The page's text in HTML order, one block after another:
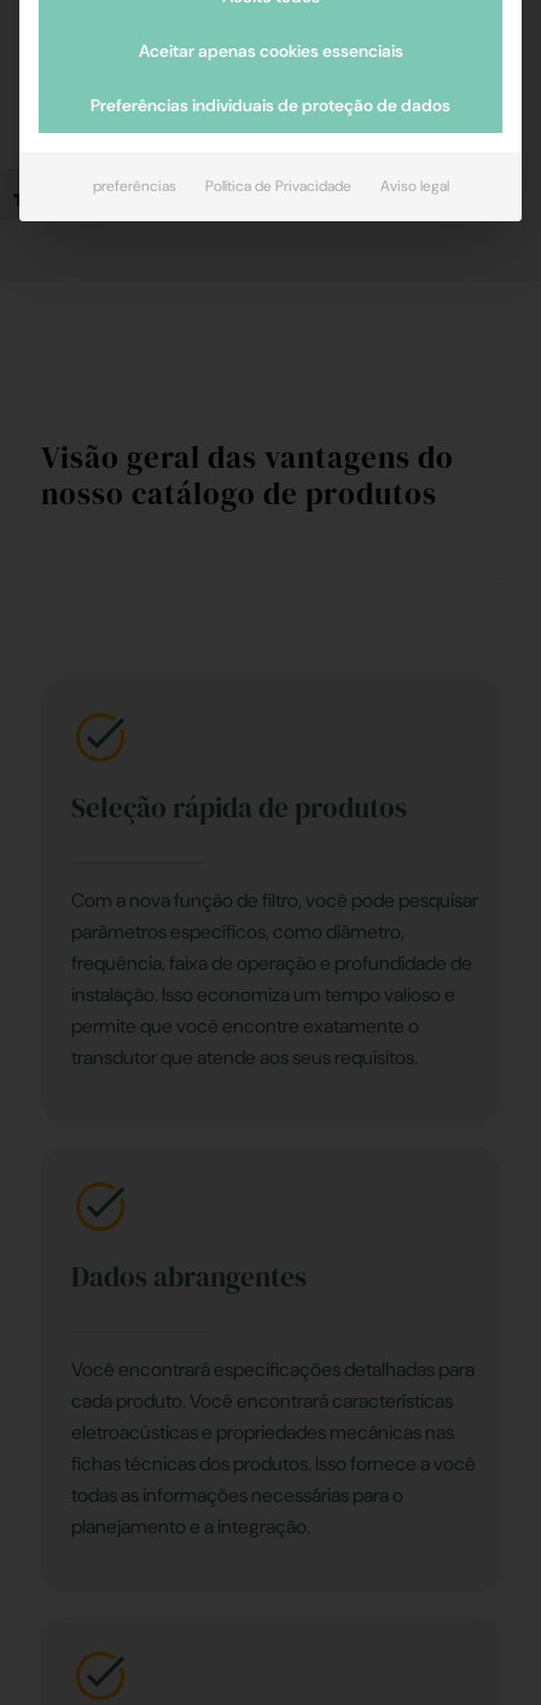
Alternar tamanho da fonte
Conheça nossa equipe
Visão geral das vantagens do
nosso catálogo de produtos
Seleção rápida de produtos
Com a nova função de filtro, você pode pesquisar
parâmetros específicos, como diâmetro,
frequência, faixa de operação e profundidade de
instalação. Isso economiza um tempo valioso e
permite que você encontre exatamente o
transdutor que atende aos seus requisitos.
Dados abrangentes
Você encontrará especificações detalhadas para
cada produto. Você encontrará características
eletroacústicas e propriedades mecânicas nas
fichas técnicas dos produtos. Isso fornece a você
todas as informações necessárias para o
planejamento e a integração.
Aceitar apenas cookies essenciais
Preferências individuais de proteção de dados
preferências Política de Privacidade Aviso legal